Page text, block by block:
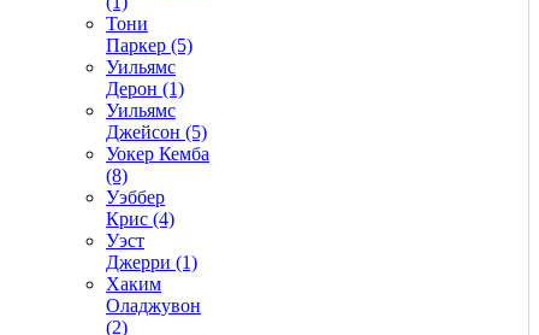
Тони
Паркер (5)
Уильямс
Дерон (1)
Уильямс
Джейсон (5)
Уокер Кемба
(8)
Уэббер
Крис (4)
Уэст
Джерри (1)
Хаким
Оладжувон
(2)